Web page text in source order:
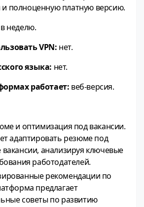
полноценную платную версию.
неделю.
VPN: нет.
языка: нет.
работает: веб-версия.
и оптимизация под вакансии.
адаптировать резюме под
вакансии, анализируя ключевые
работодателей.
рекомендации по
предлагает
советы по развитию